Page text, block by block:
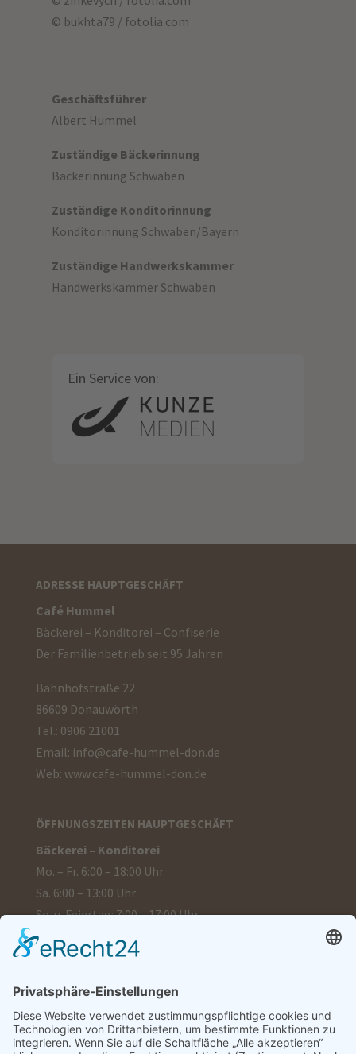
© bukhta79 / fotolia.com
Geschäftsführer
Albert Hummel
Zuständige Bäckerinnung
Bäckerinnung Schwaben
Zuständige Konditorinnung
Konditorinnung Schwaben/Bayern
Zuständige Handwerkskammer
Handwerkskammer Schwaben
Ein Service von:
ADRESSE HAUPTGESCHÄFT
Café Hummel
Bäckerei – Konditorei – Confiserie
Der Familienbetrieb seit 95 Jahren
Bahnhofstraße 22
86609 Donauwörth
Tel.: 0906 21001
Email: info@cafe-hummel-don.de
Web: www.cafe-hummel-don.de
ÖFFNUNGSZEITEN HAUPTGESCHÄFT
Bäckerei – Konditorei
Mo. – Fr. 6:00 – 18:00 Uhr
Sa. 6:00 – 13:00 Uhr
So. u. Feiertag: 7:00 – 17:00 Uhr
Café
Fr. 8:30 – 24:00 Uhr
Sa. 9:00 – 19:00 Uhr
Sonntag u. Montag Ruhetag